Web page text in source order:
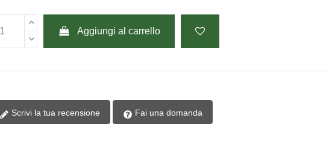
Aggiungi al carrello
Scrivi la tua recensione Fai una domanda